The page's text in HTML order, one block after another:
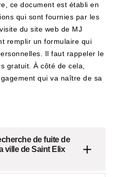
ce document est établi en
qui sont fournies par les
du site web de MJ
remplir un formulaire qui
Il faut rappeler le
gratuit. À côté de cela,
qui va naître de sa
de fuite de
ville de Saint Elix